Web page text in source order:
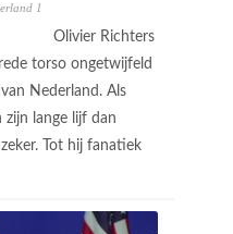
1
Olivier Richters
torso ongetwijfeld
Nederland. Als
zijn lange lijf dan
Tot hij fanatiek